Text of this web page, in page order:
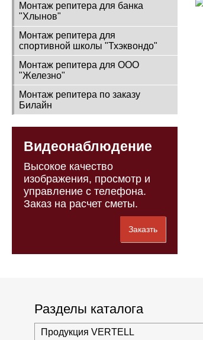
Монтаж репитера для банка
"Хлынов"
Монтаж репитера для
спортивной школы "Тхэквондо"
Монтаж репитера для ООО
"Железно"
Монтаж репитера по заказу
Билайн
Видеонаблюдение
Высокое качество
изображения, просмотр и
управление с телефона.
Заказ на расчет сметы.
Заказть
Разделы каталога
Продукция VERTELL